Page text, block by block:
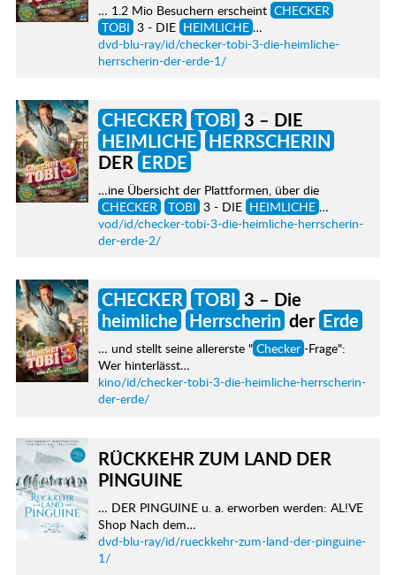
… 1.2 Mio Besuchern erscheint CHECKER
TOBI 3 - DIE HEIMLICHE …
dvd-blu-ray/id/checker-tobi-3-die-heimliche-
herrscherin-der-erde-1/
CHECKER TOBI3 – DIE
HEIMLICHE HERRSCHERIN
DER ERDE
…ine Übersicht der Plattformen, über die
CHECKER
TOBI 3 - DIE HEIMLICHE …
vod/id/checker-tobi-3-die-heimliche-herrscherin-
der-erde-2/
CHECKER TOBI3 – Die
heimliche Herrscherinder Erde
… und stellt seine allererste " Checker -Frage":
Wer hinterlässt…
kino/id/checker-tobi-3-die-heimliche-herrscherin-
der-erde/
RÜCKKEHR ZUM LAND DER
PINGUINE
… DER PINGUINE u. a. erworben werden: AL!VE
Shop Nach dem…
dvd-blu-ray/id/rueckkehr-zum-land-der-pinguine-
1/